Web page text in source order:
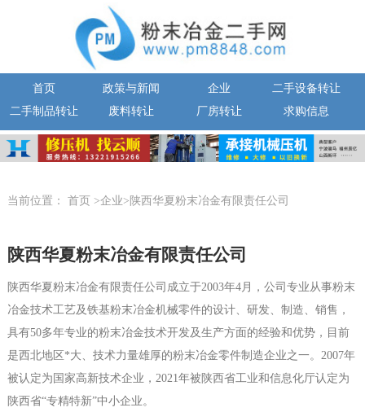
首页 政策与新闻 企业
二手设备转让
二手制品转让
废料转让 厂房转让 求购信息
当前位置： 首页 >企业>陕西华夏粉末冶金有限责任公司
陕西华夏粉末冶金有限责任公司
陕西华夏粉末冶金有限责任公司成立于2003年4月，公司专业从事粉末
冶金技术工艺及铁基粉末冶金机械零件的设计、研发、制造、销售，
具有50多年专业的粉末冶金技术开发及生产方面的经验和优势，目前
是西北地区*大、技术力量雄厚的粉末冶金零件制造企业之一。2007年
被认定为国家高新技术企业，2021年被陕西省工业和信息化厅认定为
陕西省“专精特新”中小企业。